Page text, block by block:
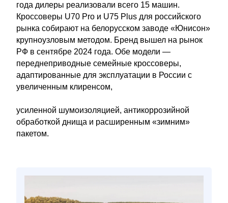
года дилеры реализовали всего 15 машин.
Кроссоверы U70 Pro и U75 Plus для российского
рынка собирают на белорусском заводе «Юнисон»
крупноузловым методом. Бренд вышел на рынок
РФ в сентябре 2024 года. Обе модели —
переднеприводные семейные кроссоверы,
адаптированные для эксплуатации в России с
увеличенным клиренсом,
усиленной шумоизоляцией, антикоррозийной
обработкой днища и расширенным «зимним»
пакетом.